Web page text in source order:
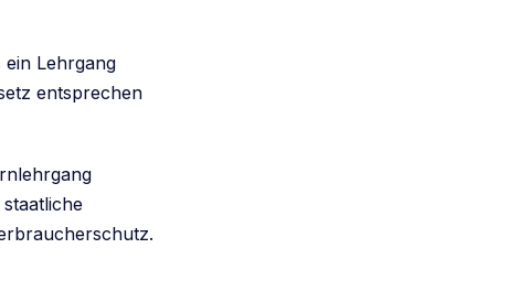
ein Lehrgang
entsprechen